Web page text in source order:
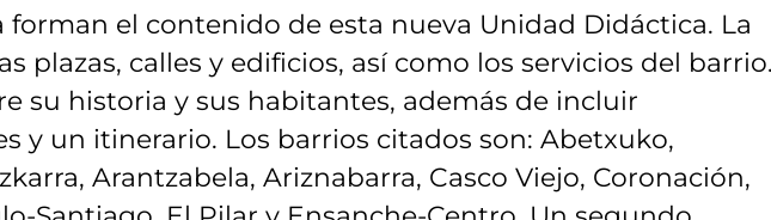
forman el contenido de esta nueva Unidad Didáctica. La
plazas, calles y edificios, así como los servicios del barrio.
su historia y sus habitantes, además de incluir
y un itinerario. Los barrios citados son: Abetxuko,
Arantzabela, Ariznabarra, Casco Viejo, Coronación,